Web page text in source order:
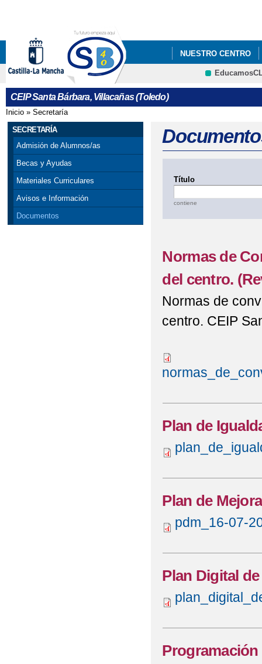
NUESTRO CENTRO
INFÓRMATE
CEIP Santa Bárbara, Villacañas (Toledo)
Se encuentra usted aquí
Inicio » Secretaría
SECRETARÍA
Admisión de Alumnos/as
Becas y Ayudas
Materiales Curriculares
Avisos e Información
Documentos
Título
contiene
Normas de
del centro.
Normas de
centro. CEIP
Plan de
Plan de
pdm_16-07-
Plan Digital
Programación